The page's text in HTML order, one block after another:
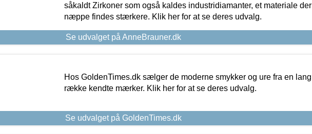
såkaldt Zirkoner som også kaldes industridiamanter, et materiale der
næppe findes stærkere. Klik her for at se deres udvalg.
Se udvalget på AnneBrauner.dk
Hos GoldenTimes.dk sælger de moderne smykker og ure fra en lang
række kendte mærker. Klik her for at se deres udvalg.
Se udvalget på GoldenTimes.dk